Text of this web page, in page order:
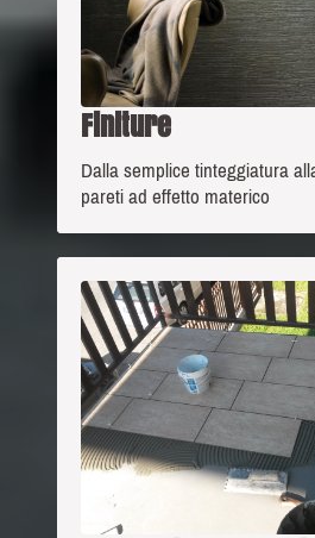
Finiture
Dalla semplice tinteggiatura
pareti ad effetto materico